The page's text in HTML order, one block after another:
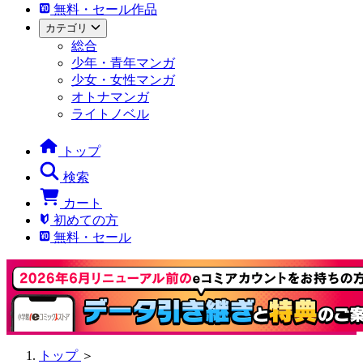
無料・セール作品
カテゴリ
総合
少年・青年マンガ
少女・女性マンガ
オトナマンガ
ライトノベル
トップ
検索
カート
初めての方
無料・セール
トップ ＞